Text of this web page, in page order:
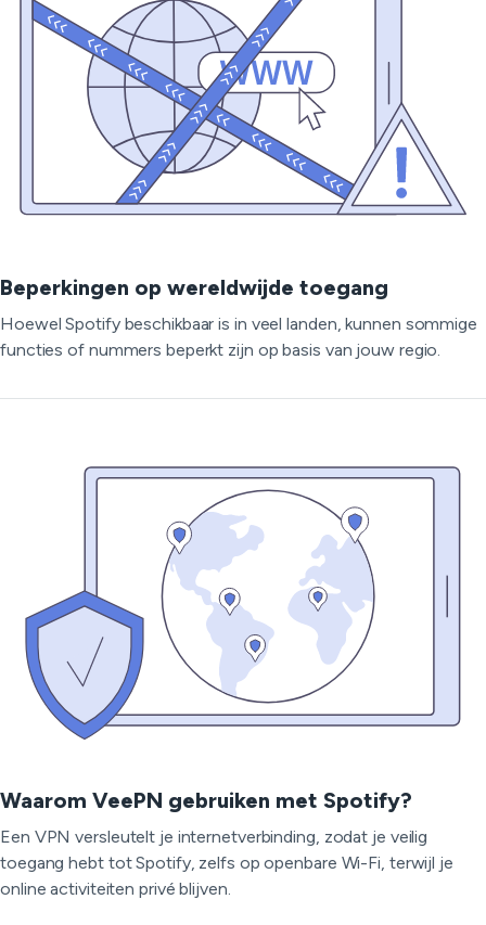
Beperkingen op wereldwijde toegang
Hoewel Spotify beschikbaar is in veel landen, kunnen sommige
functies of nummers beperkt zijn op basis van jouw regio.
Waarom VeePN gebruiken met Spotify?
Een VPN versleutelt je internetverbinding, zodat je veilig
toegang hebt tot Spotify, zelfs op openbare Wi-Fi, terwijl je
online activiteiten privé blijven.